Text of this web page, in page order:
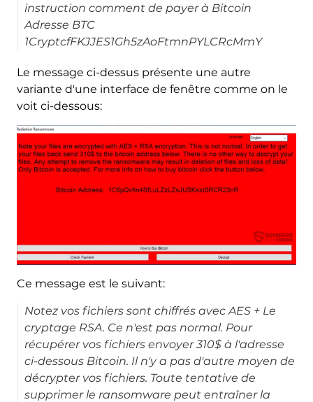
instruction comment de payer à Bitcoin
Adresse BTC
1CryptcfFKJJES1Gh5zAoFtmnPYLCRcMmY
Le message ci-dessus présente une autre
variante d'une interface de fenêtre comme on le
voit ci-dessous:
Ce message est le suivant:
Notez vos fichiers sont chiffrés avec AES + Le
cryptage RSA. Ce n'est pas normal. Pour
récupérer vos fichiers envoyer 310$ à l'adresse
ci-dessous Bitcoin. Il n'y a pas d'autre moyen de
décrypter vos fichiers. Toute tentative de
supprimer le ransomware peut entraîner la